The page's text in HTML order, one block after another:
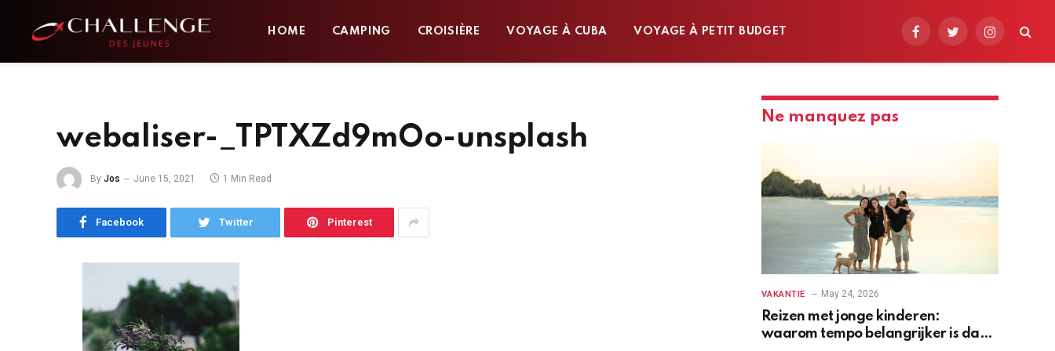
HOME CAMPING CROISIÈRE VOYAGE À CUBA VOYAGE À PETIT BUDGET
FacebookTwitterInstagram
webaliser-_TPTXZd9mOo-unsplash
By Jos June 15, 2021 1 Min Read
Facebook Twitter Pinterest
Ne manquez pas
VAKANTIE May 24, 2026
Reizen met jonge kinderen:
waarom tempo belangrijker is dan